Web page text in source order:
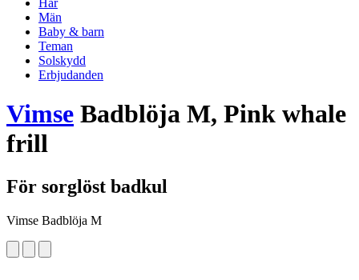
Hår
Män
Baby & barn
Teman
Solskydd
Erbjudanden
Vimse Badblöja M, Pink whale
frill
För sorglöst badkul
Vimse Badblöja M